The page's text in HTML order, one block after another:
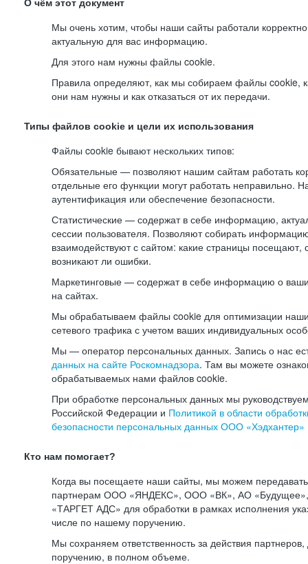
О чём этот документ
Мы очень хотим, чтобы наши сайты работали
актуальную для вас информацию.
Для этого нам нужны файлы cookie.
Правила определяют, как мы собираем файлы cookie,
они нам нужны и как отказаться от их передачи.
Типы файлов cookie и цели их использования
Файлы cookie бывают нескольких типов:
Обязательные — позволяют нашим сайтам работать
отдельные его функции могут работать неправильно.
аутентификация или обеспечение безопасности.
Статистические — содержат в себе информацию,
сессии пользователя. Позволяют собирать
взаимодействуют с сайтом: какие страницы посещают,
возникают ли ошибки.
Маркетинговые — содержат в себе информацию о
на сайтах.
Мы обрабатываем файлы cookie для оптимизации
сетевого трафика с учетом ваших индивидуальных
Мы — оператор персональных данных. Запись о нас
данных на сайте Роскомнадзора. Там вы можете
обрабатываемых нами файлов cookie.
При обработке персональных данных мы
Российской Федерации и Политикой в области
безопасности персональных данных ООО «Хэдхантер»
Кто нам помогает?
Когда вы посещаете наши сайты, мы можем
партнерам ООО «ЯНДЕКС», ООО «ВК», АО
«ТАРГЕТ АДС» для обработки в рамках исполнения
числе по нашему поручению.
Мы сохраняем ответственность за действия
поручению, в полном объеме.